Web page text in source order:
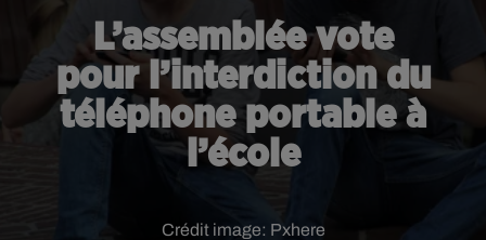
L’assemblée vote
pour l’interdiction du
téléphone portable à
l’école
Crédit image: Pxhere